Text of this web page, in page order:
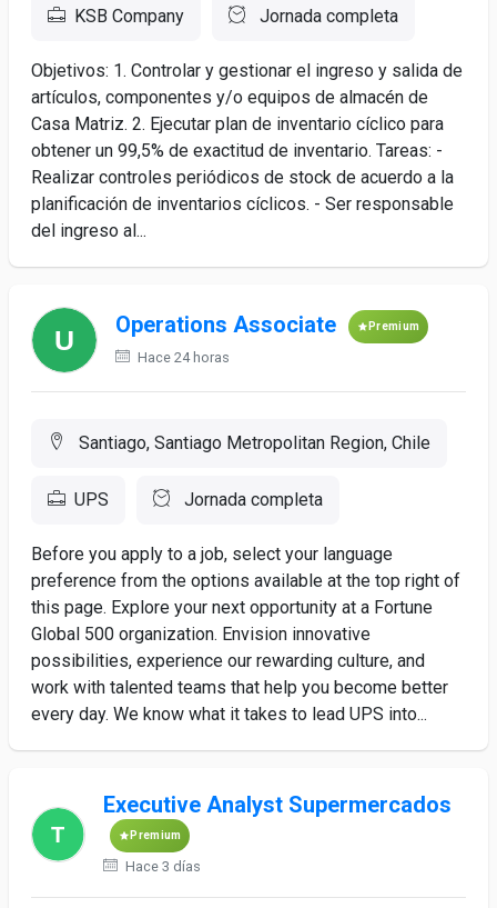
KSB Company Jornada completa
Objetivos: 1. Controlar y gestionar el ingreso y salida de
artículos, componentes y/o equipos de almacén de
Casa Matriz. 2. Ejecutar plan de inventario cíclico para
obtener un 99,5% de exactitud de inventario. Tareas: -
Realizar controles periódicos de stock de acuerdo a la
planificación de inventarios cíclicos. - Ser responsable
del ingreso al...
Operations Associate Premium
Hace 24 horas
Santiago, Santiago Metropolitan Region, Chile
UPS Jornada completa
Before you apply to a job, select your language
preference from the options available at the top right of
this page. Explore your next opportunity at a Fortune
Global 500 organization. Envision innovative
possibilities, experience our rewarding culture, and
work with talented teams that help you become better
every day. We know what it takes to lead UPS into...
Executive Analyst Supermercados
Premium
Hace 3 días